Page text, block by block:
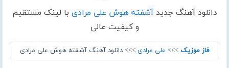
دانلود آهنگ جدیدآشفته هوش علی مرادی با لینک مستقیم
و کیفیت عالی
فاز موزیک >>> علی مرادی >>> دانلود آهنگ آشفته هوش علی مرادی